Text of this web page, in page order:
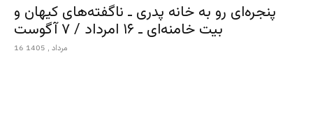
پنجره‌ای رو به خانه پدری ـ ناگفته‌های کیهان و
بیت خامنه‌ای ـ ۱۶ امرداد / ۷ آگوست
16 مرداد , 1405